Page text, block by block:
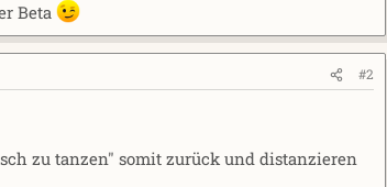
Beta
#2
zu tanzen" somit zurück und distanzieren